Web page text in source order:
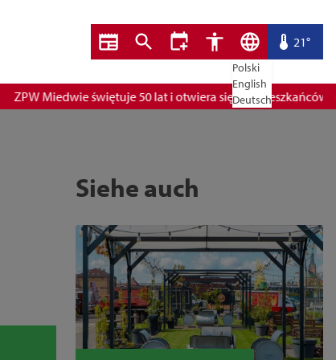
Polski
English
Deutsch
21°
ZPW Miedwie świętuje 50 lat i otwiera się dla mieszkańców
Siehe auch